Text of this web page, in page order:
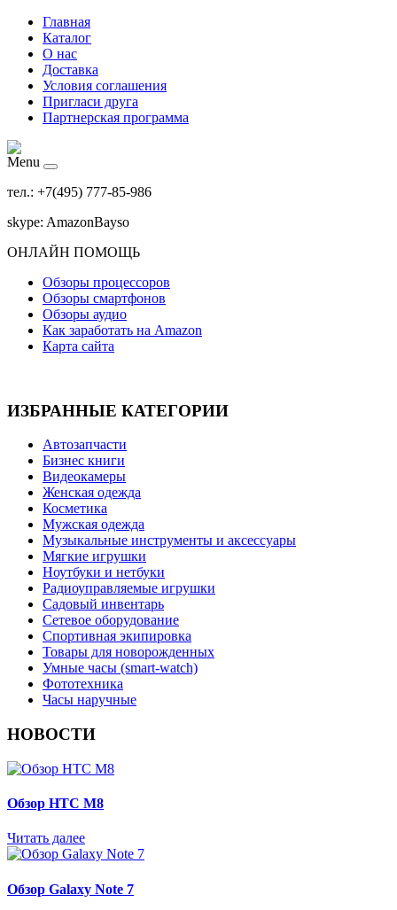
Главная
Каталог
О нас
Доставка
Условия соглашения
Пригласи друга
Партнерская программа
Menu
тел.: +7(495) 777-85-986
skype: AmazonBayso
ОНЛАЙН ПОМОЩЬ
Обзоры процессоров
Обзоры смартфонов
Обзоры аудио
Как заработать на Amazon
Карта сайта
ИЗБРАННЫЕ КАТЕГОРИИ
Автозапчасти
Бизнес книги
Видеокамеры
Женская одежда
Косметика
Мужская одежда
Музыкальные инструменты и аксессуары
Мягкие игрушки
Ноутбуки и нетбуки
Радиоуправляемые игрушки
Садовый инвентарь
Сетевое оборудование
Спортивная экипировка
Товары для новорожденных
Умные часы (smart-watch)
Фототехника
Часы наручные
НОВОСТИ
Обзор НТС М8
Читать далее
Обзор Galaxy Note 7